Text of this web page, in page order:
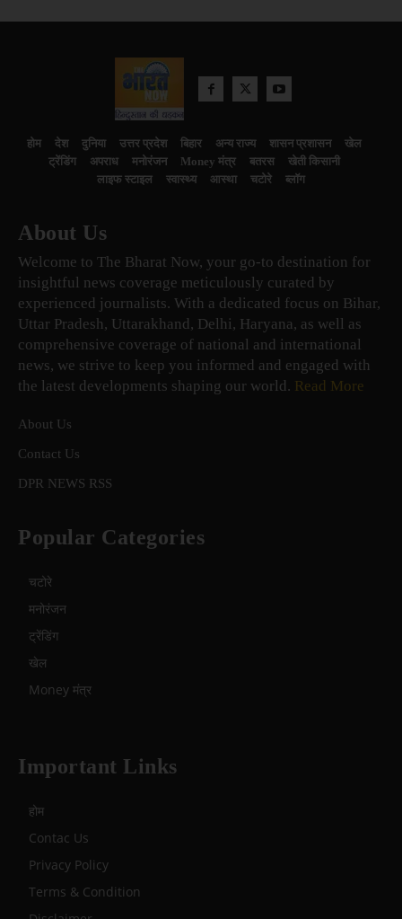
होम देश दुनिया उत्तर प्रदेश बिहार अन्य राज्य शासन प्रशासन
खेल
ट्रेंडिंग
अपराध मनोरंजन Money मंत्र बतरस
खेती किसानी
लाइफ स्टाइल
स्वास्थ्य आस्था चटोरे ब्लॉग
About Us
Welcome to The Bharat Now, your go-to destination for
insightful news coverage meticulously curated by
experienced journalists. With a dedicated focus on Bihar,
Uttar Pradesh, Uttarakhand, Delhi, Haryana, as well as
comprehensive coverage of national and international
news, we strive to keep you informed and engaged with
the latest developments shaping our world. Read More
About Us
Contact Us
DPR NEWS RSS
Popular Categories
चटोरे
मनोरंजन
ट्रेंडिंग
खेल
Money मंत्र
Important Links
होम
Contac Us
Privacy Policy
Terms & Condition